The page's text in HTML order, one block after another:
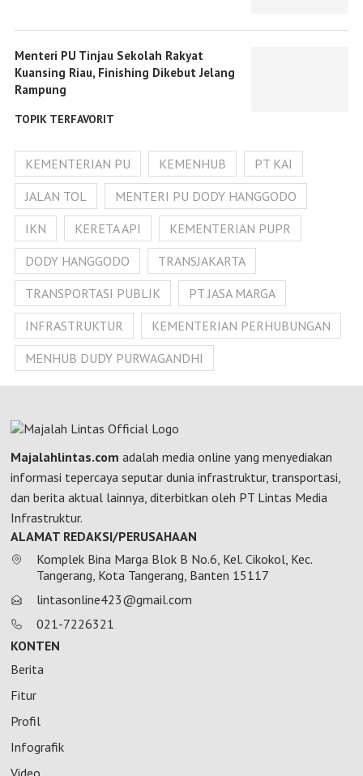
Menteri PU Tinjau Sekolah Rakyat
Kuansing Riau, Finishing Dikebut Jelang
Rampung
TOPIK TERFAVORIT
KEMENTERIAN PU KEMENHUB
PT KAI
JALAN TOL
MENTERI PU DODY HANGGODO
IKN
KERETA API
KEMENTERIAN PUPR
DODY HANGGODO
TRANSJAKARTA
TRANSPORTASI PUBLIK
PT JASA MARGA
INFRASTRUKTUR
KEMENTERIAN PERHUBUNGAN
MENHUB DUDY PURWAGANDHI
Majalahlintas.com adalah media online yang menyediakan
informasi tepercaya seputar dunia infrastruktur, transportasi,
dan berita aktual lainnya, diterbitkan oleh PT Lintas Media
Infrastruktur.
ALAMAT REDAKSI/PERUSAHAAN
Komplek Bina Marga Blok B No.6, Kel. Cikokol, Kec.
Tangerang, Kota Tangerang, Banten 15117
lintasonline423@gmail.com
021-7226321
KONTEN
Berita
Fitur
Profil
Infografik
Video